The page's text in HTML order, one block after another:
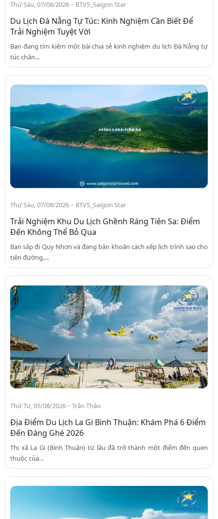
Thứ Sáu, 07/08/2026 - BTV5_Saigon Star
Du Lịch Đà Nẵng Tự Túc: Kinh Nghiệm Cần Biết Để
Trải Nghiệm Tuyệt Vời
Bạn đang tìm kiếm một bài chia sẻ kinh nghiệm du lịch Đà Nẵng tự
túc chân...
Thứ Sáu, 07/08/2026 - BTV5_Saigon Star
Trải Nghiệm Khu Du Lịch Ghềnh Ráng Tiên Sa: Điểm
Đến Không Thể Bỏ Qua
Bạn sắp đi Quy Nhơn và đang băn khoăn cách xếp lịch trình sao cho
tiện đường,...
Thứ Tư, 05/08/2026 - Trần Thảo
Địa Điểm Du Lịch La Gi Bình Thuận: Khám Phá 6 Điểm
Đến Đáng Ghé 2026
Thị xã La Gi (Bình Thuận) từ lâu đã trở thành một điểm đến quen
thuộc của...